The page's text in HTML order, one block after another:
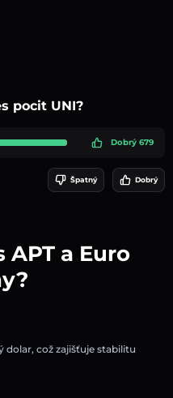
pocit UNI?
Dobrý 679
Špatný Dobrý
APT a Euro
dolar, což zajišťuje stabilitu